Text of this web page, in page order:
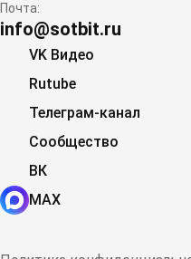
Почта:
info@sotbit.ru
VK Видео
Rutube
Телеграм-канал
Сообщество
ВК
MAX